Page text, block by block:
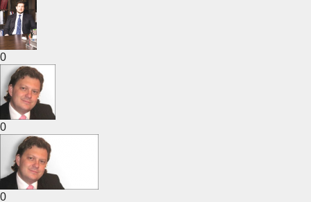
0
0
0